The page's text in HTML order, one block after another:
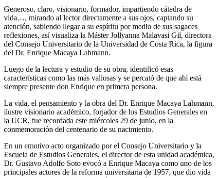
Generoso, claro, visionario, formador, impartiendo cátedra de
vida…, mirando al lector directamente a sus ojos, captando su
atención, sabiendo llegar a su espíritu por medio de sus sagaces
reflexiones, así visualiza la Máster Jollyanna Malavasi Gil, directora
del Consejo Universitario de la Universidad de Costa Rica, la figura
del Dr. Enrique Macaya Lahmann.
Luego de la lectura y estudio de su obra, identificó esas
características como las más valiosas y se percató de que ahí está
siempre presente don Enrique en primera persona.
La vida, el pensamiento y la obra del Dr. Enrique Macaya Lahmann,
ilustre visionario académico, forjador de los Estudios Generales en
la UCR, fue recordada este miércoles 29 de junio, en la
conmemoración del centenario de su nacimiento.
En un emotivo acto organizado por el Consejo Universitario y la
Escuela de Estudios Generales, el director de esta unidad académica,
Dr. Gustavo Adolfo Soto evocó a Enrique Macaya como uno de los
principales actores de la reforma universitaria de 1957, que dio vida